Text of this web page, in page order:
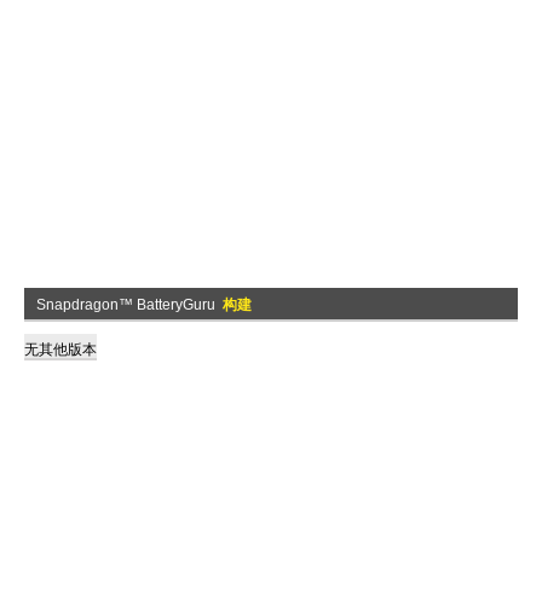
Snapdragon™ BatteryGuru 构建
无其他版本